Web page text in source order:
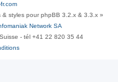
& styles pour phpBB 3.2.x & 3.3.x »
Network SA
- tél +41 22 820 35 44